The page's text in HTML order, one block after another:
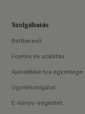
Szolgáltatás
Boltkereső
Fizetés és szállítás
Ajándékkártya egyenlege
Ügyfélszolgálat
E-könyv-segédlet